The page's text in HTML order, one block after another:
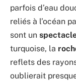
parfois d’eau
reliés à l’océan
sont un
turquoise, la
reflets des
oublierait